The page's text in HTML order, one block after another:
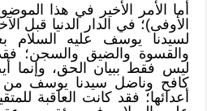
أما الأمر الأخير في هذا
الأوفى)؛ في الدار الدنيا قبل
لسيدنا يوسف عليه السلام
والقسوة والضيق والسجن؛
ليس فقط ببيان الحق، وإنما
كافح وناضل سيدنا يوسف من
أعدائها؛ فقد كانت العاقبة